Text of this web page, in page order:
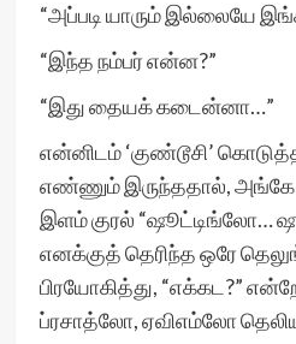
“அப்படி யாரும் இல்லையே
“இந்த நம்பர் என்ன?”
“இது தையக் கடைன்னா…”
என்னிடம் ‘குண்டூசி’
எண்ணும் இருந்ததால்,
இளம் குரல் “ஷூட்டிங்லோ…
எனக்குத் தெரிந்த ஒரே
பிரயோகித்து, “எக்கட?”
ப்ரசாத்லோ, ஏவிஎம்லோ